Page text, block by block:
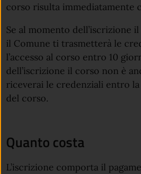
corso risulta immediatamente
Se al momento dell’iscrizione
il Comune ti trasmetterà le
l’accesso al corso entro 10
dell’iscrizione il corso non è
riceverai le credenziali entro
del corso.
Quanto costa
L’iscrizione comporta il